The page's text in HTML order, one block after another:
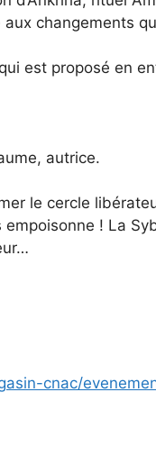
changements
est proposé en
autrice.
le cercle
! La
cnac/